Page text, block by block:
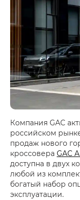
Компания GAC
российском
продаж нового
кроссовера GAC
доступна в двух
любой из
богатый набор
эксплуатации.